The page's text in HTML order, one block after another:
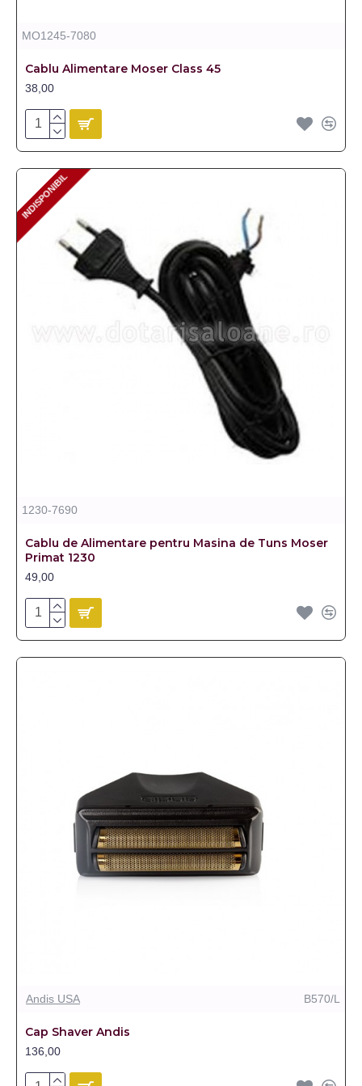
MO1245-7080
Cablu Alimentare Moser Class 45
38,00
INDISPONIBIL
INDISPONIBIL
1230-7690
Cablu de Alimentare pentru Masina de Tuns Moser
Primat 1230
49,00
Andis USA B570/L
Cap Shaver Andis
136,00